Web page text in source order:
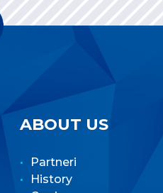
ABOUT US
Partneri
History